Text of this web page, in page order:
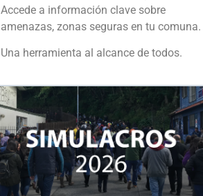
Accede a información clave sobre
amenazas, zonas seguras en tu comuna.
Una herramienta al alcance de todos.